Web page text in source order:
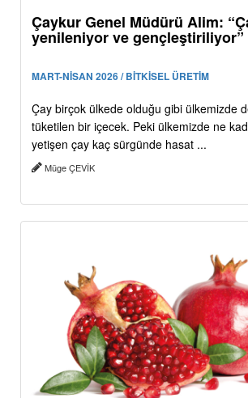
Çaykur Genel Müdürü Alim:
yenileniyor ve gençleştiriliyor”
MART-NİSAN 2026 / BİTKİSEL ÜRETİM
Çay birçok ülkede olduğu gibi ülkemizde
tüketilen bir içecek. Peki ülkemizde ne
yetişen çay kaç sürgünde hasat ...
Müge ÇEVİK